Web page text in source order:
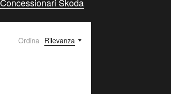
Ordina Rilevanza